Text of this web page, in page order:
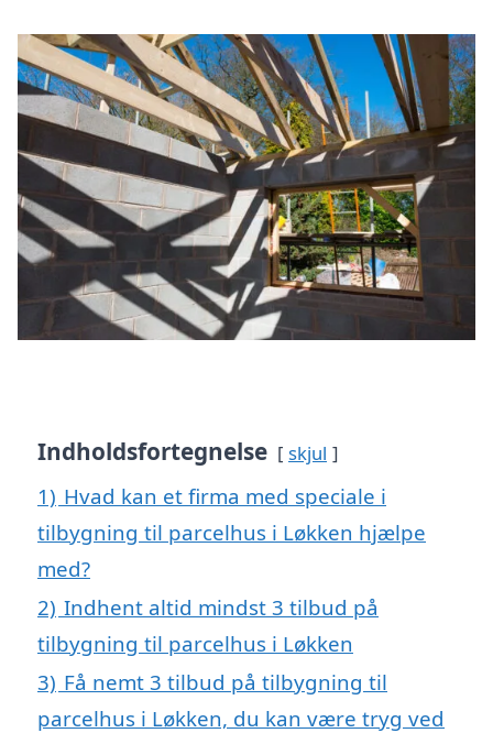
Indholdsfortegnelse skjul
1) Hvad kan et firma med speciale i
tilbygning til parcelhus i Løkken hjælpe
med?
2) Indhent altid mindst 3 tilbud på
tilbygning til parcelhus i Løkken
3) Få nemt 3 tilbud på tilbygning til
parcelhus i Løkken, du kan være tryg ved